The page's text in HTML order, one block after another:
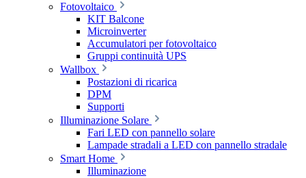
Fotovoltaico
KIT Balcone
Microinverter
Accumulatori per fotovoltaico
Gruppi continuità UPS
Wallbox
Postazioni di ricarica
DPM
Supporti
Illuminazione Solare
Fari LED con pannello solare
Lampade stradali a LED con pannello stradale
Smart Home
Illuminazione